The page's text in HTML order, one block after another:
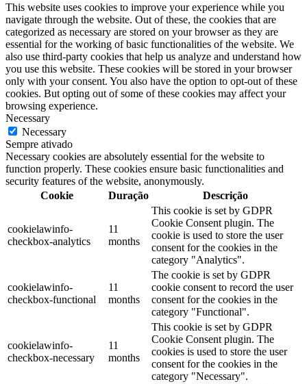
This website uses cookies to improve your experience while you
navigate through the website. Out of these, the cookies that are
categorized as necessary are stored on your browser as they are
essential for the working of basic functionalities of the website. We
also use third-party cookies that help us analyze and understand how
you use this website. These cookies will be stored in your browser
only with your consent. You also have the option to opt-out of these
cookies. But opting out of some of these cookies may affect your
browsing experience.
Necessary
Necessary
Sempre ativado
Necessary cookies are absolutely essential for the website to
function properly. These cookies ensure basic functionalities and
security features of the website, anonymously.
Cookie
Duração Descrição
cookielawinfo-
checkbox-analytics
11
months
This cookie is set by GDPR
Cookie Consent plugin. The
cookie is used to store the user
consent for the cookies in the
category "Analytics".
cookielawinfo-
checkbox-functional
11
months
The cookie is set by GDPR
cookie consent to record the user
consent for the cookies in the
category "Functional".
cookielawinfo-
checkbox-necessary
11
months
This cookie is set by GDPR
Cookie Consent plugin. The
cookies is used to store the user
consent for the cookies in the
category "Necessary".